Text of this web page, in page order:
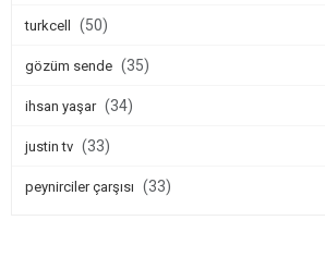
turkcell (50)
gözüm sende (35)
ihsan yaşar (34)
justin tv (33)
peynirciler çarşısı (33)